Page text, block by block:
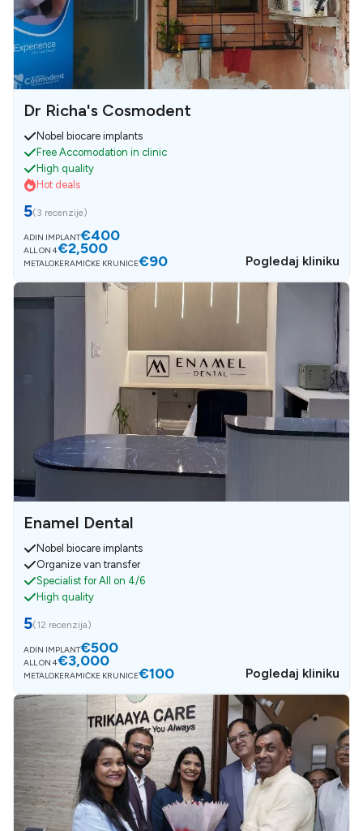
Dr Richa's Cosmodent
Nobel biocare implants
Free Accomodation in clinic
High quality
Hot deals
5(3 recenzije)
ADIN IMPLANT€400
ALL ON 4€2,500
METALOKERAMIČKE KRUNICE€90 Pogledaj kliniku
Enamel Dental
Nobel biocare implants
Organize van transfer
Specialist for All on 4/6
High quality
5(12 recenzija)
ADIN IMPLANT€500
ALL ON 4€3,000
METALOKERAMIČKE KRUNICE€100 Pogledaj kliniku